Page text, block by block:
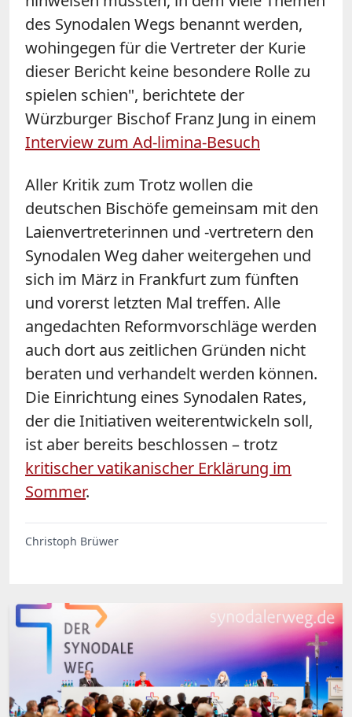
des Synodalen Wegs benannt werden,
wohingegen für die Vertreter der Kurie
dieser Bericht keine besondere Rolle zu
spielen schien", berichtete der
Würzburger Bischof Franz Jung in einem
Interview zum Ad-limina-Besuch
Aller Kritik zum Trotz wollen die
deutschen Bischöfe gemeinsam mit den
Laienvertreterinnen und -vertretern den
Synodalen Weg daher weitergehen und
sich im März in Frankfurt zum fünften
und vorerst letzten Mal treffen. Alle
angedachten Reformvorschläge werden
auch dort aus zeitlichen Gründen nicht
beraten und verhandelt werden können.
Die Einrichtung eines Synodalen Rates,
der die Initiativen weiterentwickeln soll,
ist aber bereits beschlossen – trotz
kritischer vatikanischer Erklärung im
Sommer.
Christoph Brüwer